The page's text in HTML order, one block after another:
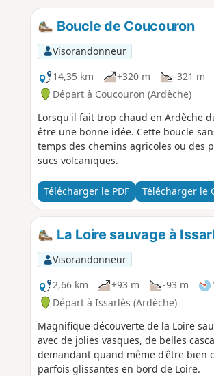
Boucle de Coucouron
Visorandonneur
14,35 km
+320 m -321 m
Départ à Coucouron (Ardèche)
Lorsqu'il fait trop chaud en Ardèche
être une bonne idée. Cette boucle
temps des chemins agricoles ou des
sucs volcaniques.
Télécharger le PDF Télécharger le
La Loire sauvage à
Visorandonneur
2,66 km
+93 m -93 m
Départ à Issarlès (Ardèche)
Magnifique découverte de la Loire
avec de jolies vasques, de belles
demandant quand même d'être bien
parfois glissantes en bord de Loire.